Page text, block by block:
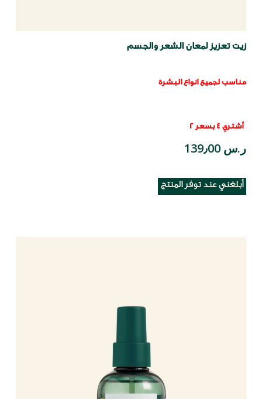
زيت تعزيز لمعان الشعر والجسم
مناسب لجميع انواع البشرة
أشتري 4 بسعر 2
ر.س 139٫00
أبلغني عند توفر المنتج